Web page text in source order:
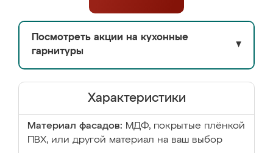
Посмотреть акции на кухонные
гарнитуры
▼
Характеристики
Материал фасадов: МДФ, покрытые плёнкой
ПВХ, или другой материал на ваш выбор